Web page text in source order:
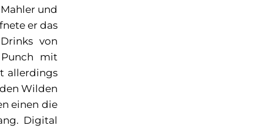
und
er das
von
mit
allerdings
Wilden
einen die
Digital